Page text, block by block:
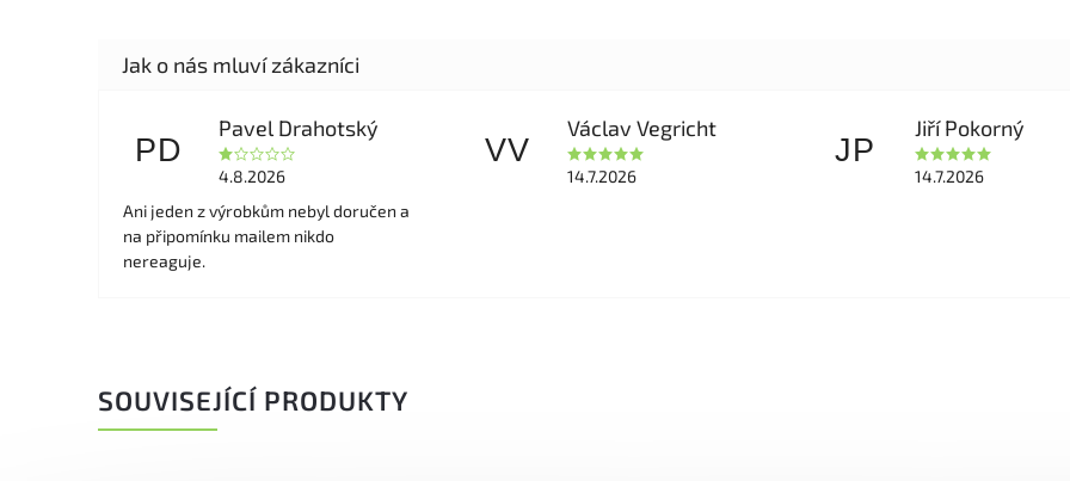
PD
Pavel Drahotský
4.8.2026
Ani jeden z výrobkům nebyl doručen a
na připomínku mailem nikdo
nereaguje.
VV
Václav Vegricht
14.7.2026
JP
Jiří Pokorný
14.7.2026
SOUVISEJÍCÍ PRODUKTY